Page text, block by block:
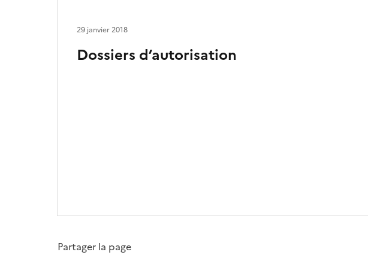
Dossiers d’autorisation
29 janvier 2018
Partager la page